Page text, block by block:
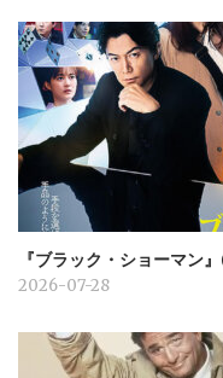
『ブラック・ショーマン
2026-07-28